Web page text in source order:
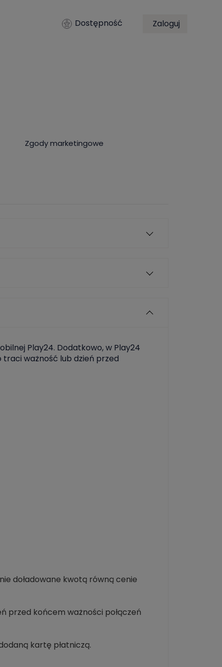
Dostępność Zaloguj
Zgody marketingowe
Play24. Dodatkowo, w Play24
traci ważność lub dzień przed
doładowane kwotą równą cenie
przed końcem ważności połączeń
kartę płatniczą.